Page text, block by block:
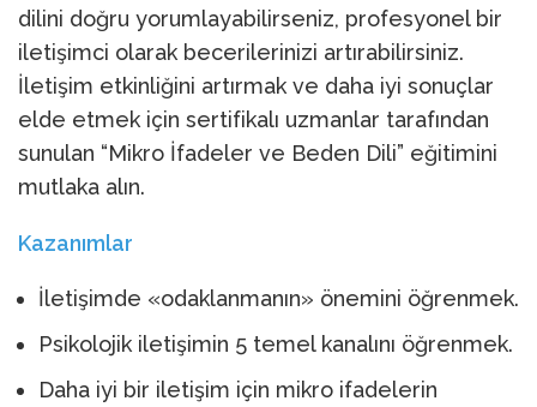
dilini doğru yorumlayabilirseniz, profesyonel bir
iletişimci olarak becerilerinizi artırabilirsiniz.
İletişim etkinliğini artırmak ve daha iyi sonuçlar
elde etmek için sertifikalı uzmanlar tarafından
sunulan “Mikro İfadeler ve Beden Dili” eğitimini
mutlaka alın.
Kazanımlar
İletişimde «odaklanmanın» önemini öğrenmek.
Psikolojik iletişimin 5 temel kanalını öğrenmek.
Daha iyi bir iletişim için mikro ifadelerin